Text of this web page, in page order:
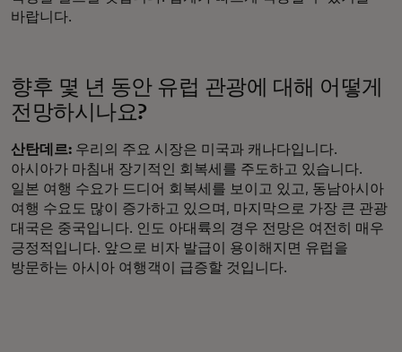
바랍니다.
향후 몇 년 동안 유럽 관광에 대해 어떻게
전망하시나요?
산탄데르: 우리의 주요 시장은 미국과 캐나다입니다.
아시아가 마침내 장기적인 회복세를 주도하고 있습니다.
일본 여행 수요가 드디어 회복세를 보이고 있고, 동남아시아
여행 수요도 많이 증가하고 있으며, 마지막으로 가장 큰 관광
대국은 중국입니다. 인도 아대륙의 경우 전망은 여전히 매우
긍정적입니다. 앞으로 비자 발급이 용이해지면 유럽을
방문하는 아시아 여행객이 급증할 것입니다.